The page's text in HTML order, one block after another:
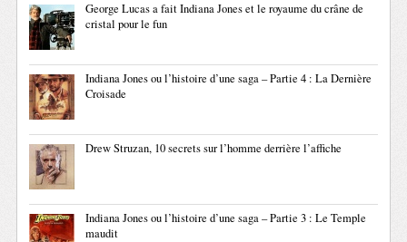
George Lucas a fait Indiana Jones et le royaume du crâne de
cristal pour le fun
Indiana Jones ou l’histoire d’une saga – Partie 4 : La Dernière
Croisade
Drew Struzan, 10 secrets sur l’homme derrière l’affiche
Indiana Jones ou l’histoire d’une saga – Partie 3 : Le Temple
maudit